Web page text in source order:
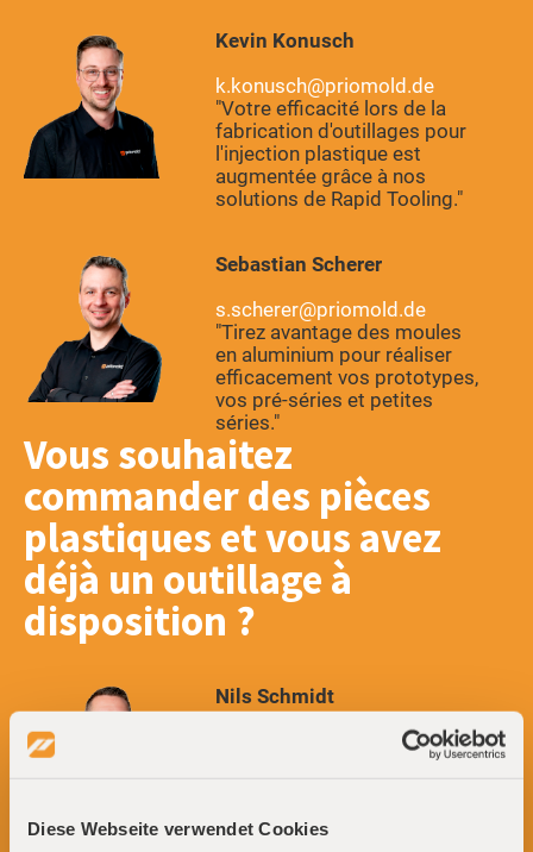
Diese Webseite verwendet Cookies
Kevin Konusch
k.konusch@priomold.de
"Votre efficacité lors de la
fabrication d'outillages pour
l'injection plastique est
augmentée grâce à nos
solutions de Rapid Tooling."
Sebastian Scherer
s.scherer@priomold.de
"Tirez avantage des moules
en aluminium pour réaliser
efficacement vos prototypes,
vos pré-séries et petites
séries."
Vous souhaitez
commander des pièces
plastiques et vous avez
déjà un outillage à
disposition
Nils Schmidt
n.schmidt@priomold.de
"Je suis à votre disposition
pièces injectées."